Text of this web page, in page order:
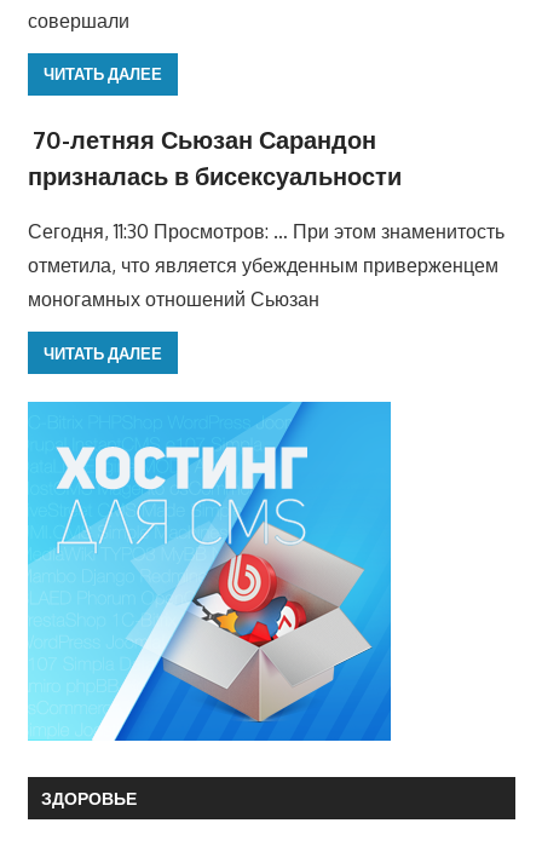
совершали
ЧИТАТЬ ДАЛЕЕ
70-летняя Сьюзан Сарандон
призналась в бисексуальности
Сегодня, 11:30 Просмотров: … При этом знаменитость
отметила, что является убежденным приверженцем
моногамных отношений Сьюзан
ЧИТАТЬ ДАЛЕЕ
ЗДОРОВЬЕ